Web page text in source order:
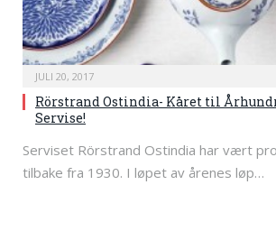
JULI 20, 2017
Rörstrand Ostindia- Kåret til
Servise!
Serviset Rörstrand Ostindia har vært
tilbake fra 1930. I løpet av årenes løp…